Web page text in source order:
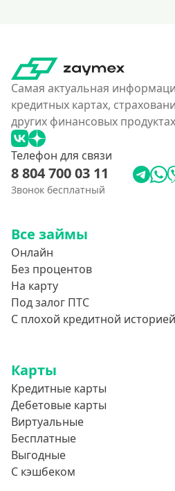
Самая актуальная
кредитных картах,
других финансовых
Телефон для связи
8 804 700 03 11
Звонок бесплатный
Все займы
Онлайн
Без процентов
На карту
Под залог ПТС
С плохой кредитной историей
Карты
Кредитные карты
Дебетовые карты
Виртуальные
Бесплатные
Выгодные
С кэшбеком